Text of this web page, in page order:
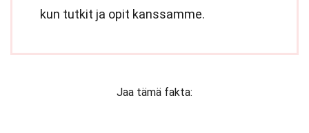
kun tutkit ja opit kanssamme.
Jaa tämä fakta: